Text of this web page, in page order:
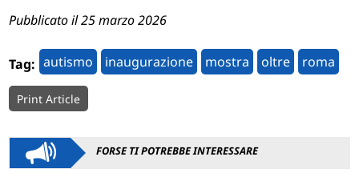
Pubblicato il 25 marzo 2026
Tag: autismo inaugurazione mostra oltre roma
Print Article
FORSE TI POTREBBE INTERESSARE